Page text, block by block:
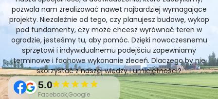
pozwala nam zrealizować nawet najbardziej wymagające
projekty. Niezależnie od tego, czy planujesz budowę, wykop
pod fundamenty, czy może chcesz wyrównać teren w
ogrodzie, jesteśmy tu, aby pomóc. Dzięki nowoczesnemu
sprzętowi i indywidualnemu podejściu zapewniamy
terminowe i fachowe wykonanie zleceń. Dlaczego by nie
skorzystać z naszej wiedzy i umiejętności?
5.0
Facebook,Google